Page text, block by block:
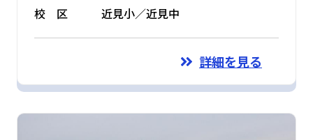
校 区
近見小／近見中
詳細を見る